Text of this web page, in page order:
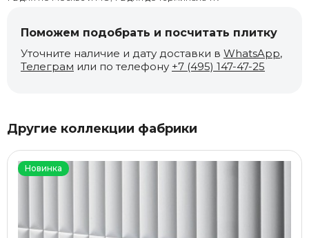
Поможем подобрать и посчитать плитку
Уточните наличие и дату доставки в WhatsApp,
Телеграм или по телефону +7 (495) 147-47-25
Другие коллекции фабрики
Новинка